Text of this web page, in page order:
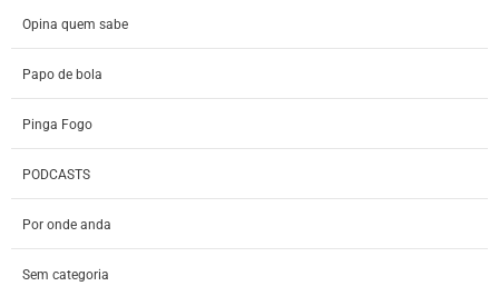
Opina quem sabe
Papo de bola
Pinga Fogo
PODCASTS
Por onde anda
Sem categoria